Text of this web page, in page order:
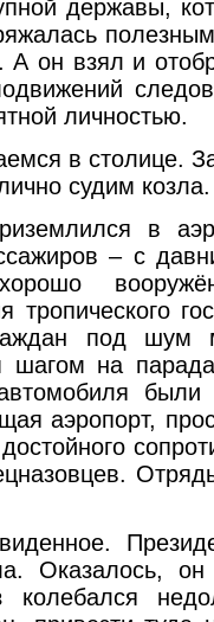
державы,
он взял и
личностью.
в столице.
судим козла.
в
– с
под шум
шагом на
аэропорт,
Оказалось,